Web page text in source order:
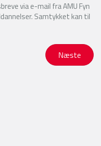
via e-mail fra AMU Fyn
Samtykket kan til